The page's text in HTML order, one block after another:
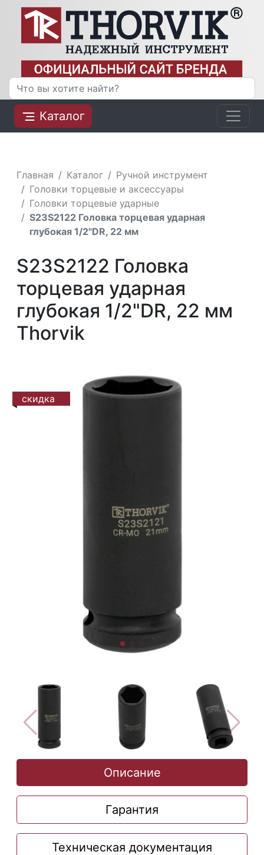
Каталог
Главная Каталог
Ручной инструмент
Головки торцевые и аксессуары
Головки торцевые ударные
S23S2122 Головка торцевая ударная
глубокая 1/2"DR, 22 мм
S23S2122 Головка
торцевая ударная
глубокая 1/2"DR, 22 мм
Thorvik
скидка
Описание
Гарантия
Техническая документация